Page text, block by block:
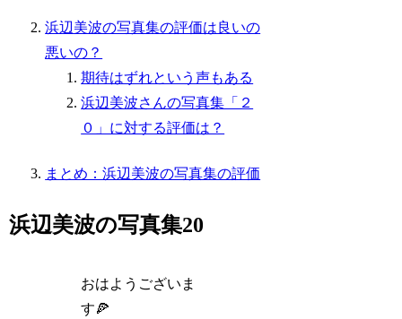
浜辺美波の写真集の評価は良いの
悪いの？
期待はずれという声もある
浜辺美波さんの写真集「２
０」に対する評価は？
まとめ：浜辺美波の写真集の評価
浜辺美波の写真集20
おはようございま
す🍕